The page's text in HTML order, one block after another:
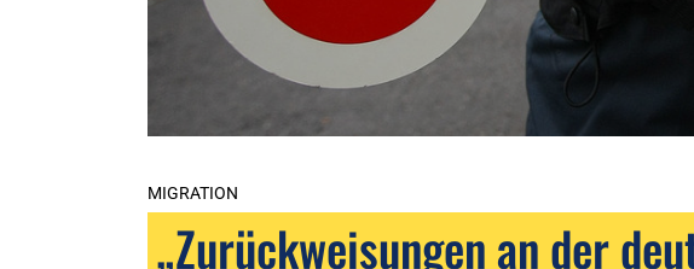
MIGRATION
„Zurückweisungen an der